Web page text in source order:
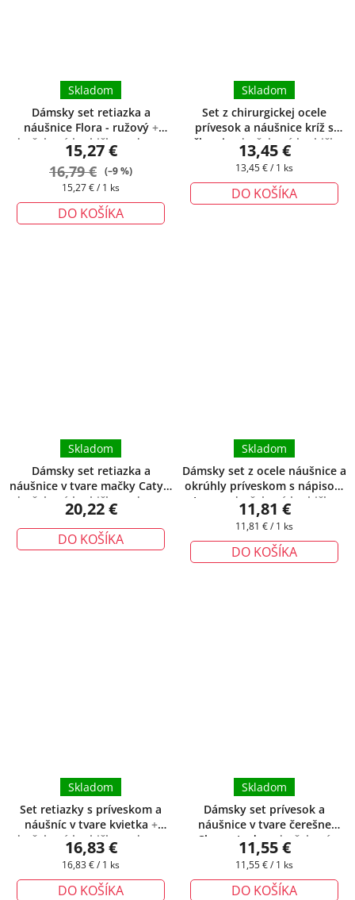
Dámsky set retiazka a
náušnice Flora - ružový +
darčeková krabička zadarmo
Skladom
15,27 €
16,79 €
(–9 %)
Jednotková
15,27 € / 1 ks
DO KOŠÍKA
Set z chirurgickej ocele
prívesok a náušnice kríž s
očkami
+ darčeková krabička
zadarmo
Skladom
13,45 €
Jednotková
13,45 € / 1 ks
DO KOŠÍKA
Dámsky set retiazka a
náušnice v tvare mačky Caty+
darčeková krabička zadarmo
Skladom
20,22 €
DO KOŠÍKA
Dámsky set z ocele náušnice a
okrúhly príveskom s nápisom
Love
+ darčeková krabička
zadarmo
Skladom
11,81 €
Jednotková
11,81 € / 1 ks
DO KOŠÍKA
Set retiazky s príveskom a
náušníc v tvare kvietka +
darčeková krabička zadarmo
Skladom
16,83 €
Jednotková
16,83 € / 1 ks
DO KOŠÍKA
Dámsky set prívesok a
náušnice v tvare čerešne
Cherry Lady+ darčeková
krabička zadarmo
Skladom
11,55 €
Jednotková
11,55 € / 1 ks
DO KOŠÍKA